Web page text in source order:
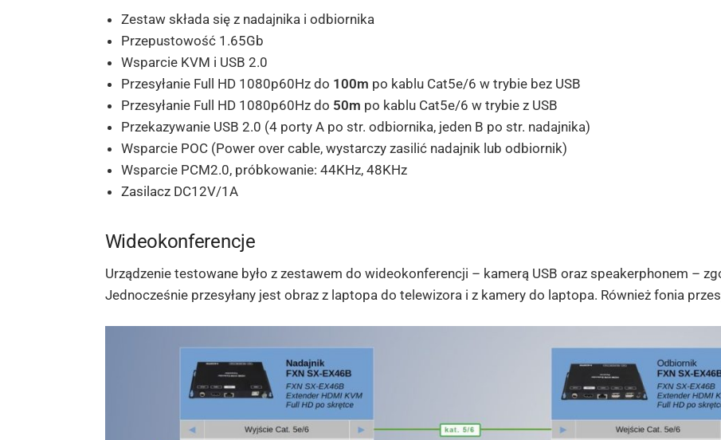
Zestaw składa się z nadajnika i odbiornika
Przepustowość 1.65Gb
Wsparcie KVM i USB 2.0
Przesyłanie Full HD 1080p60Hz do 100m po kablu Cat5e/6 w trybie bez USB
Przesyłanie Full HD 1080p60Hz do 50m po kablu Cat5e/6 w trybie z USB
Przekazywanie USB 2.0 (4 porty A po str. odbiornika, jeden B po str. nadajnika)
Wsparcie POC (Power over cable, wystarczy zasilić nadajnik lub odbiornik)
Wsparcie PCM2.0, próbkowanie: 44KHz, 48KHz
Zasilacz DC12V/1A
Wideokonferencje
Urządzenie testowane było z zestawem do wideokonferencji – kamerą USB oraz speakerphonem –
Jednocześnie przesyłany jest obraz z laptopa do telewizora i z kamery do laptopa. Również fonia